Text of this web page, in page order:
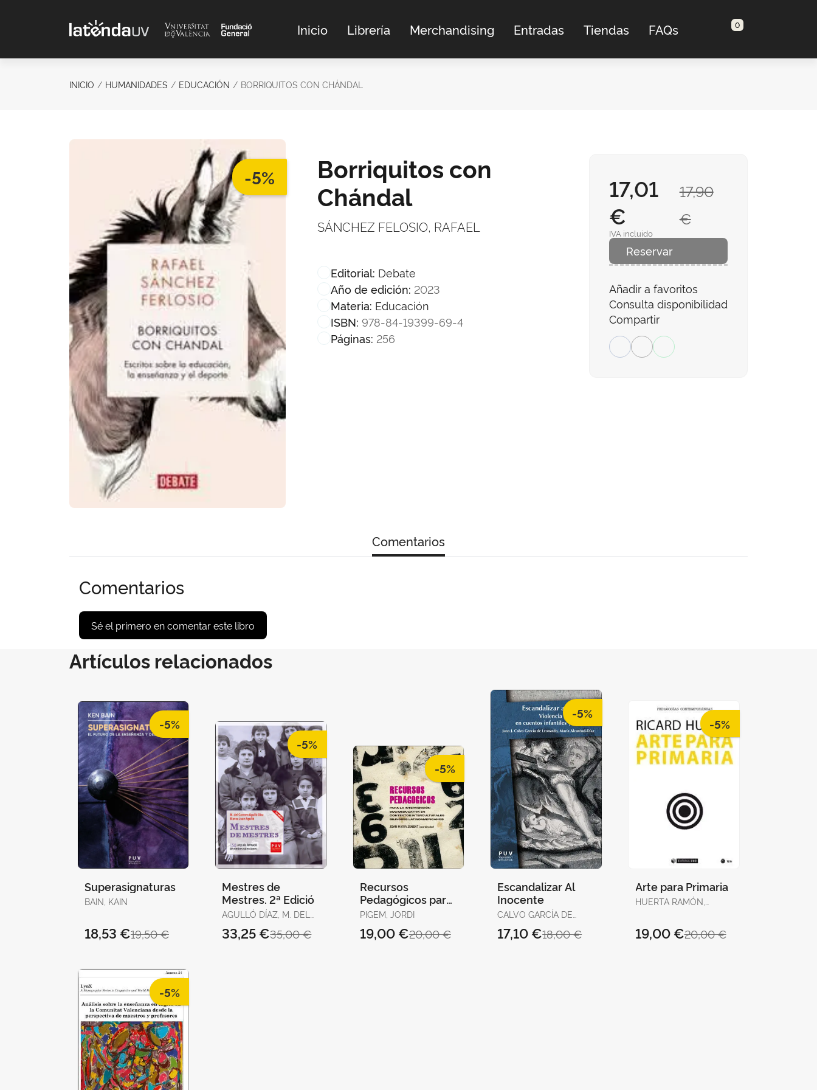
Inicio Librería Merchandising Entradas Tiendas FAQs 0
INICIO HUMANIDADES EDUCACIÓN BORRIQUITOS CON CHÁNDAL
-5%
Borriquitos con
Chándal
SÁNCHEZ FELOSIO, RAFAEL
Editorial: Debate
Año de edición: 2023
Materia: Educación
ISBN: 978-84-19399-69-4
Páginas: 256
17,90
€
17,01
€
IVA incluido
Reservar
Añadir a favoritos
Consulta disponibilidad
Compartir
Comentarios
Comentarios
Sé el primero en comentar este libro
Artículos relacionados
-5%
Superasignaturas
BAIN, KAIN
19,50 €
18,53 €
-5%
Mestres de
Mestres. 2ª Edició
AGULLÓ DÍAZ, M. DEL
AGULLÓ, BLANCA
35,00 €
33,25 €
-5%
Recursos
Pedagógicos para
la Intervención
Contextos
PIGEM, JORDI
20,00 €
19,00 €
-5%
Escandalizar Al
Inocente
CALVO GARCÍA DE
JOSÉ / ALCANTUD
18,00 €
17,10 €
-5%
Arte para Primaria
HUERTA RAMÓN,
20,00 €
19,00 €
-5%